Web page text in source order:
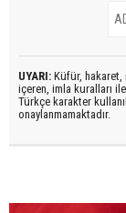
UYARI: Küfür, hakaret,
içeren, imla kuralları ile
Türkçe karakter
onaylanmamaktadır.